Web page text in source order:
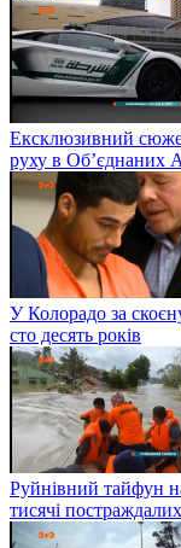
Ексклюзивний
руху в Об’єднаних
У Колорадо за
сто десять років
Руйнівний тайфун
тисячі постраждалих